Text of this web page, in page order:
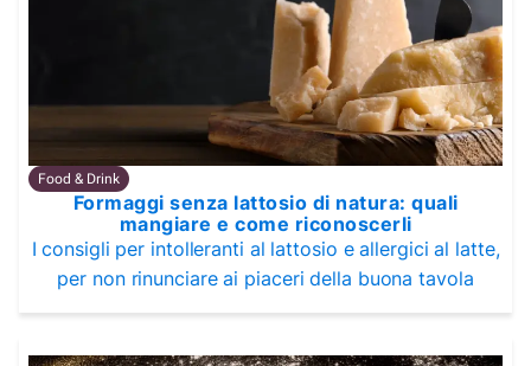
Food & Drink
Formaggi senza lattosio di natura: quali
mangiare e come riconoscerli
I consigli per intolleranti al lattosio e allergici al latte,
per non rinunciare ai piaceri della buona tavola